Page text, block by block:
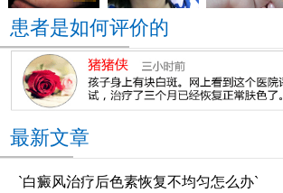
患者是如何评价的
最新文章
`白癜风治疗后色素恢复不均匀怎么办`